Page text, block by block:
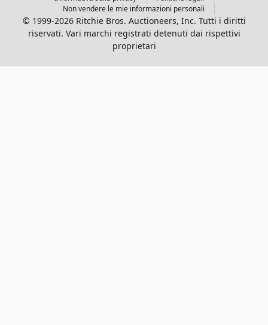
Non vendere le mie informazioni personali
© 1999-2026 Ritchie Bros. Auctioneers, Inc. Tutti i diritti
riservati. Vari marchi registrati detenuti dai rispettivi
proprietari